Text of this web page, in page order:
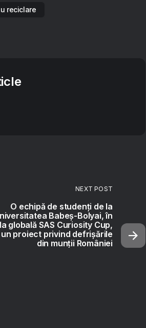
reciclare
NEXT POST
O echipă de studenți de la
Babeș-Bolyai, în
globală SAS Curiosity Cup,
proiect privind defrișările
din munții României